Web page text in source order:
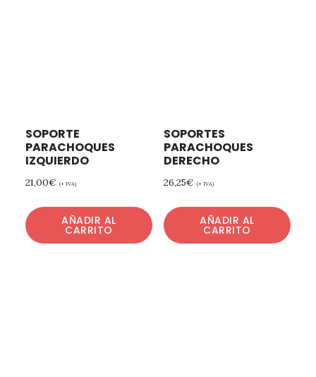
SOPORTE
PARACHOQUES
IZQUIERDO
21,00€ (+ IVA)
AÑADIR AL
CARRITO
SOPORTES
PARACHOQUES
DERECHO
26,25€ (+ IVA)
AÑADIR AL
CARRITO